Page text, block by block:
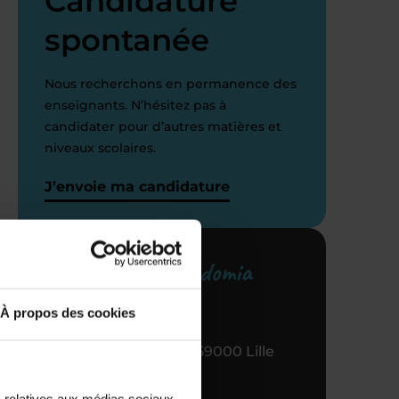
À propos des cookies
spontanée
Nous recherchons en permanence des
enseignants. N’hésitez pas à
candidater pour d’autres matières et
niveaux scolaires.
J’envoie ma candidature
Votre centre Acadomia
référent
65 RUE Nationale, 59000 Lille
03 28 38 95 95